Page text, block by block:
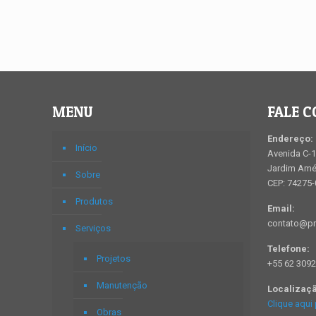
MENU
Início
Sobre
Produtos
Serviços
Projetos
Manutenção
Obras
FALE
Endereço:
Avenida C-
Jardim
CEP:
Email:
Telefone:
+55 62
Clique aqui